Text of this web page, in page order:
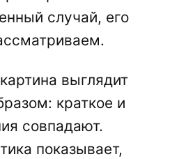
случай, его
выглядит
краткое и
совпадают.
показывает,